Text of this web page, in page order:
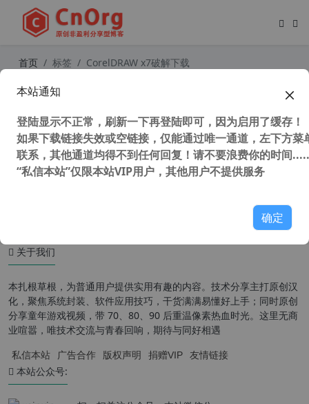
首页 标签 CorelDRAW x7破解下载
关于我们
本扎根草根，为普通用户提供实用有趣的内容。技术分享主打原创汉
化，聚焦系统封装、软件应用技巧，干货满满易懂好上手；同时原创
分享童年游戏视频，带 70、80、90 后重温像素热血时光。这里无商
业喧嚣，唯技术交流与青春回响，期待与同好相遇
私信本站 广告合作 版权声明 捐赠VIP 友情链接
本站公众号:
本站通知
登陆显示不正常，刷新一下再登陆即可，因为启用了缓存！
如果下载链接失效或空链接，仅能通过唯一通道，左下方菜
联系，其他通道均得不到任何回复！请不要浪费你的时间
“私信本站”仅限本站VIP用户，其他用户不提供服务
确定